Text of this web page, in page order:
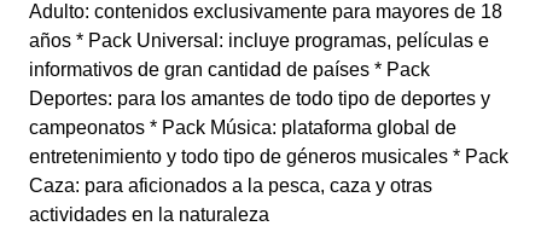
Adulto: contenidos exclusivamente para mayores de 18
años * Pack Universal: incluye programas, películas e
informativos de gran cantidad de países * Pack
Deportes: para los amantes de todo tipo de deportes y
campeonatos * Pack Música: plataforma global de
entretenimiento y todo tipo de géneros musicales * Pack
Caza: para aficionados a la pesca, caza y otras
actividades en la naturaleza